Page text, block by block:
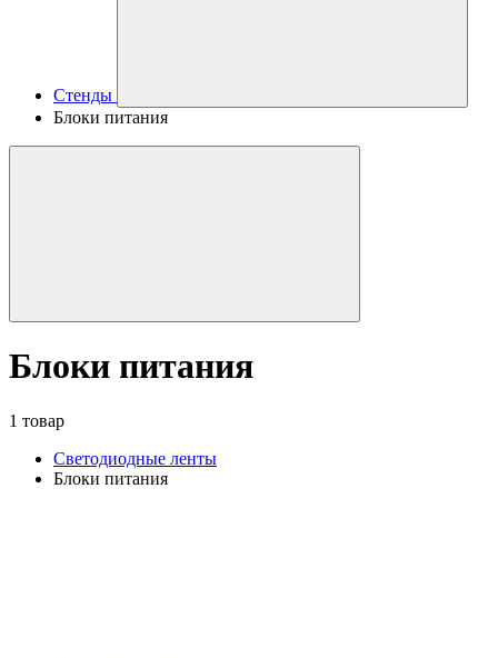
Стенды
Блоки питания
Блоки питания
1 товар
Светодиодные ленты
Блоки питания